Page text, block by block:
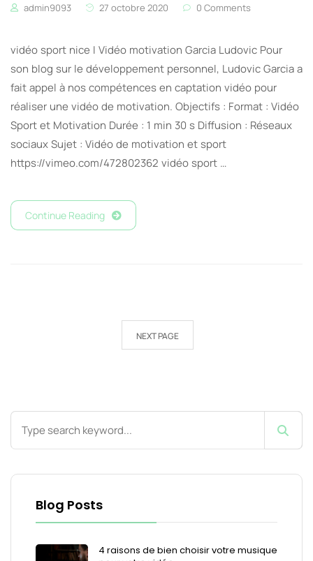
admin9093 27 octobre 2020 0 Comments
vidéo sport nice I Vidéo motivation Garcia Ludovic Pour
son blog sur le développement personnel, Ludovic Garcia a
fait appel à nos compétences en captation vidéo pour
réaliser une vidéo de motivation. Objectifs : Format : Vidéo
Sport et Motivation Durée : 1 min 30 s Diffusion : Réseaux
sociaux Sujet : Vidéo de motivation et sport
https://vimeo.com/472802362 vidéo sport …
Continue Reading
NEXT PAGE
Blog Posts
4 raisons de bien choisir votre musique